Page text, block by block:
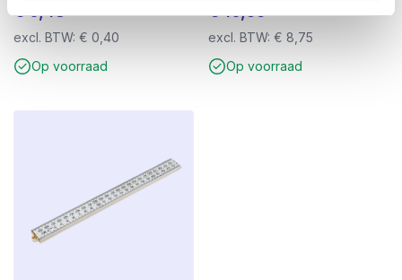
€0,48
excl. BTW: € 0,40
Op voorraad
€10,59
excl. BTW:€ 8,75
Op voorraad